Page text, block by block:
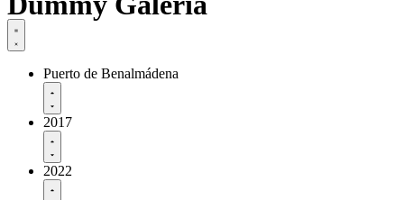
Puerto de Benalmádena
2017
2022